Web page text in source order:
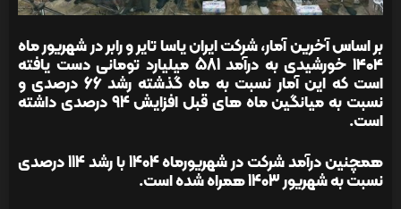
بر اساس آخرین آمار، شرکت ایران یاسا تایر و رابر در شهریور ماه
۱۴۰۴ خورشیدی به درآمد 581 میلیارد تومانی دست یافته
است که این آمار نسبت به ماه گذشته رشد 66 درصدی و
نسبت به میانگین ماه های قبل افزایش 94 درصدی داشته
است.
همچنین درآمد شرکت در شهریورماه 1404 با رشد 114 درصدی
نسبت به شهریور 1403 همراه شده است.